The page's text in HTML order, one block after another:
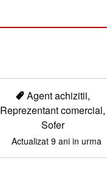
Agent achizitii,
Reprezentant comercial,
Sofer
Actualizat 9 ani in urma